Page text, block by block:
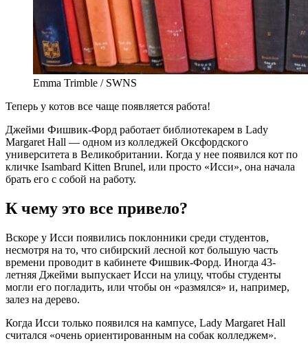
Emma Trimble / SWNS
Теперь у котов все чаще появляется работа!
Джейми Фишвик-Форд работает библиотекарем в Lady
Margaret Hall — одном из колледжей Оксфордского
университета в Великобритании. Когда у нее появился кот по
кличке Isambard Kitten Brunel, или просто «Исси», она начала
брать его с собой на работу.
К чему это все привело?
Вскоре у Исси появились поклонники среди студентов,
несмотря на то, что сибирский лесной кот большую часть
времени проводит в кабинете Фишвик-Форд. Иногда 43-
летняя Джейми выпускает Исси на улицу, чтобы студенты
могли его погладить, или чтобы он «размялся» и, например,
залез на дерево.
Когда Исси только появился на кампусе, Lady Margaret Hall
считался «очень ориентированным на собак колледжем».